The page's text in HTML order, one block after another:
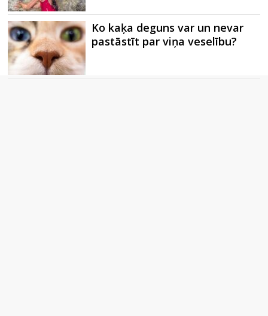
Ko kaķa deguns var un nevar
pastāstīt par viņa veselību?